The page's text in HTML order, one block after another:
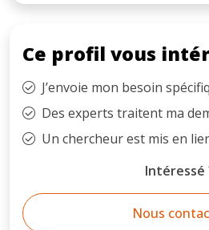
Ce profil vous
J’envoie mon besoin
Des experts traitent ma
Un chercheur est mis en
Intéressé
Nous